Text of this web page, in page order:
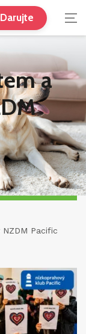
Darujte
a
Pacific